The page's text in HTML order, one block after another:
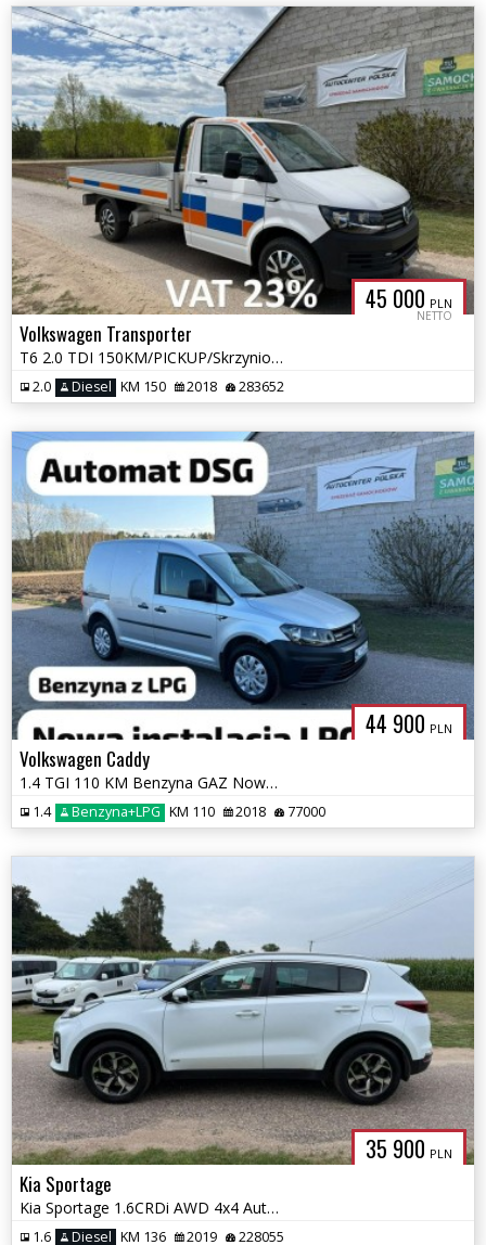
45 000 PLN
NETTO
Volkswagen Transporter
T6 2.0 TDI 150KM/PICKUP/Skrzyniowy/AUTOMAT/Webasto
2.0 Diesel KM 150 2018 283652
44 900 PLN
Volkswagen Caddy
1.4 TGI 110 KM Benzyna GAZ Nowy/ Automat /77 tys przebiegu
1.4 Benzyna+LPG KM 110 2018 77000
35 900 PLN
Kia Sportage
Kia Sportage 1.6CRDi AWD 4x4 Automat Euro 6
1.6 Diesel KM 136 2019 228055